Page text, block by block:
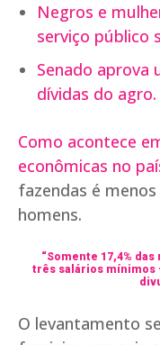
Negros e
serviço público
Senado aprova
dívidas do agro.
Como acontece
econômicas no
fazendas é
homens.
“Somente 17,4%
três salários mínimos
O levantamento